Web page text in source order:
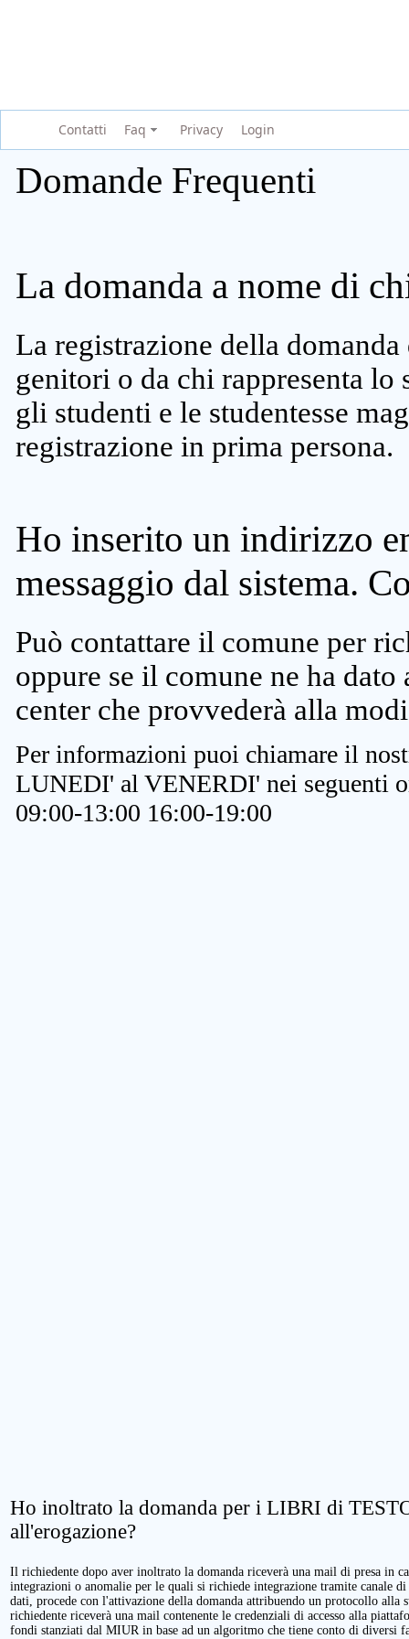
Contatti Faq Privacy Login
Domande Frequenti
La domanda a nome di
La registrazione della
genitori o da chi rappresenta lo
gli studenti e le studentesse
registrazione in prima persona.
Ho inserito un indirizzo
messaggio dal sistema.
Può contattare il comune per
oppure se il comune ne ha
center che provvederà alla
Per informazioni puoi chiamare il
LUNEDI' al VENERDI' nei seguenti
09:00-13:00 16:00-19:00
Ho inoltrato la domanda per i LIBRI di
all'erogazione?
Il richiedente dopo aver inoltrato la domanda riceverà una mail di presa in
integrazioni o anomalie per le quali si richiede integrazione tramite canale
dati, procede con l'attivazione della domanda attribuendo un protocollo alla
richiedente riceverà una mail contenente le credenziali di accesso alla
fondi stanziati dal MIUR in base ad un algoritmo che tiene conto di diversi